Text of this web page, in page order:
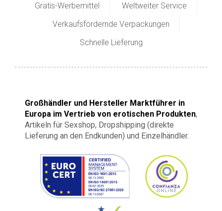
Gratis-Werbemittel
Weltweiter Service
Verkaufsfördernde Verpackungen
Schnelle Lieferung
Großhändler und Hersteller Marktführer in
Europa im Vertrieb von erotischen Produkten,
Artikeln für Sexshop, Dropshipping (direkte
Lieferung an den Endkunden) und Einzelhändler.